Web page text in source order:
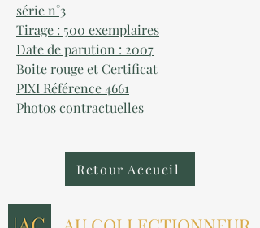
série n°3
Tirage : 500 exemplaires
Date de parution : 2007
Boite rouge et Certificat
PIXI Référence 4661
Photos contractuelles
Retour Accueil